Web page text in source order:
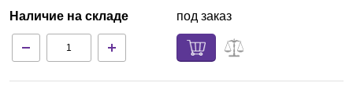
Наличие на складе под заказ